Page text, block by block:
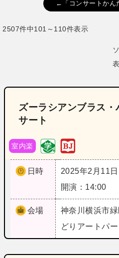
←「コンサートかん
2507件中101～110件表示
ズーラシアンブラス
サート
室内楽
日時
2025年2月11日
開演：14:00
会場 神奈川横浜市
どりアートパー